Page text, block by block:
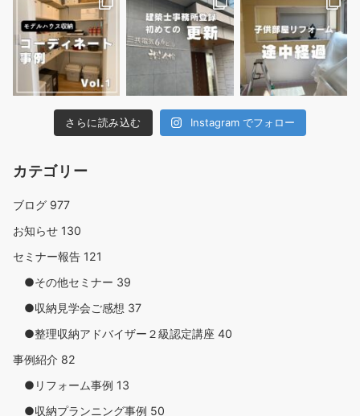
さらに読み込む Instagram でフォロー
カテゴリー
ブログ 977
お知らせ 130
セミナー報告 121
●その他セミナー 39
●収納見学会ご感想 37
●整理収納アドバイザー２級認定講座 40
事例紹介 82
●リフォーム事例 13
●収納プランニング事例 50